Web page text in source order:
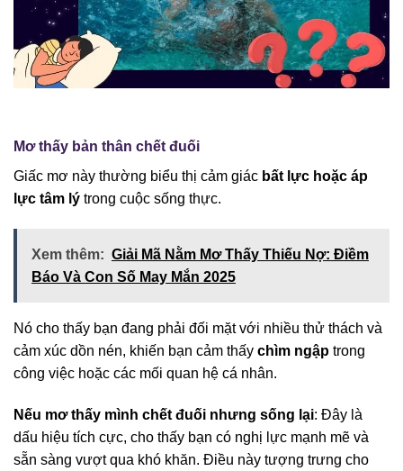
Mơ thấy bản thân chết đuối
Giấc mơ này thường biểu thị cảm giác bất lực hoặc áp
lực tâm lý trong cuộc sống thực.
Xem thêm: Giải Mã Nằm Mơ Thấy Thiếu Nợ: Điềm
Báo Và Con Số May Mắn 2025
Nó cho thấy bạn đang phải đối mặt với nhiều thử thách và
cảm xúc dồn nén, khiến bạn cảm thấy chìm ngập trong
công việc hoặc các mối quan hệ cá nhân.
Nếu mơ thấy mình chết đuối nhưng sống lại: Đây là
dấu hiệu tích cực, cho thấy bạn có nghị lực mạnh mẽ và
sẵn sàng vượt qua khó khăn. Điều này tượng trưng cho